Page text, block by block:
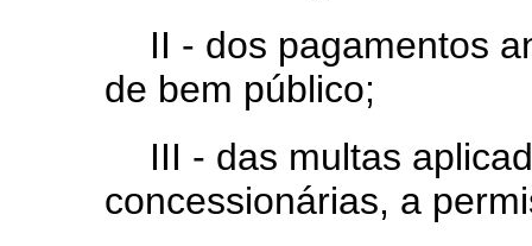
II - dos pagamentos
de bem público;
III - das multas
concessionárias, a